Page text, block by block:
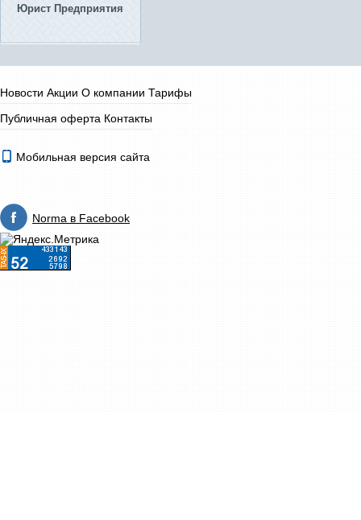
Юрист Предприятия
Новости Акции О компании Тарифы
Публичная оферта Контакты
Мобильная версия сайта
Norma в Facebook